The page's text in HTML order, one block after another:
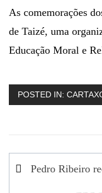
As comemorações
de Taizé, uma
Educação Moral e
POSTED IN:
Navegação
Pedro Ribeiro